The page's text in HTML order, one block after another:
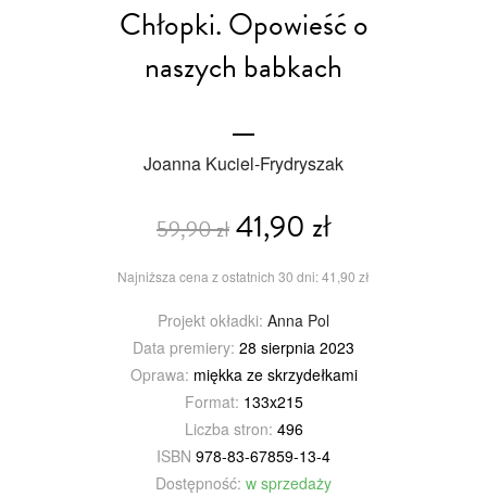
Chłopki. Opowieść o
naszych babkach
Joanna Kuciel-Frydryszak
59,90 zł41,90 zł
Najniższa cena z ostatnich 30 dni: 41,90 zł
Projekt okładki: Anna Pol
Data premiery: 28 sierpnia 2023
Oprawa: miękka ze skrzydełkami
Format: 133x215
Liczba stron: 496
ISBN 978-83-67859-13-4
Dostępność: w sprzedaży